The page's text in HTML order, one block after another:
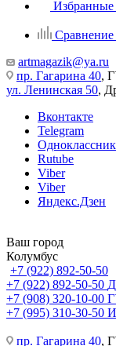
Избранные
Сравнение
artmagazik@ya.ru
пр. Гагарина 40,
ул. Ленинская 50,
Вконтакте
Telegram
Rutube
Viber
Viber
Яндекс.Дзен
Ваш город
Колумбус
+7 (922) 892-50-50
+7 (922) 892-50-50
+7 (908) 320-10-00
+7 (995) 310-30-50
пр. Гагарина 40,